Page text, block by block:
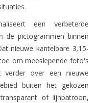
een verbeterde
de pictogrammen binnen
nieuwe kantelbare 3,15-
om meeslepende foto's
verder over een nieuwe
buiten het gekozen
of lijnpatroon,